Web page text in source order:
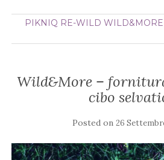
PIKNIQ RE-WILD WILD&MORE
Wild&More –
cibo
Posted on 26